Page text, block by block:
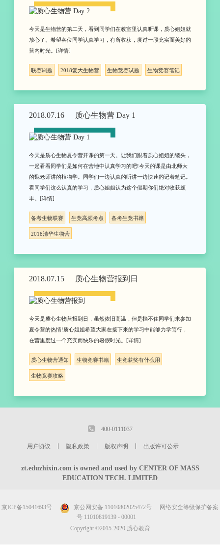
今天是生物营的第二天，看到同学们在教室里认真听课，质心姐姐就
放心了。希望各位同学认真学习，有所收获，度过一段充实而美好的
营内时光。[详情]
联赛刷题 2018复大生物营 生物竞赛试题 生物竞赛笔记
2018.07.16 质心生物营 Day 1
今天是质心生物夏令营开课的第一天。让我们跟着质心姐姐的镜头，
一起看看同学们是如何在营地中认真学习的吧!今天的课是由北师大
的魏老师讲的植物学。同学们一边认真的听讲一边快速的记着笔记。
看同学们这么认真的学习，质心姐姐认为这个假期你们绝对收获颇
丰。[详情]
备考生物联赛 生竞高频考点 备考生竞书籍
2018清华生物营
2018.07.15 质心生物营报到日
今天是质心生物营报到日，虽然依旧高温，但是挡不住同学们来参加
夏令营的热情!质心姐姐希望大家在接下来的学习中能够力学笃行，
在营里度过一个充实而快乐的暑假时光。[详情]
质心生物营通知 生物竞赛书籍 生竞获奖有什么用
生物竞赛攻略
400-0111037
用户协议 隐私政策 版权声明 出版许可公示
zt.eduzhixin.com is owned and used by CENTER OF MASS
EDUCATION TECH. LIMITED
京ICP备15041693号 京公网安备 11010802025472号
网络安全等级保护备案
号 11010819139 - 00001
Copyright ©2015-2020 质心教育